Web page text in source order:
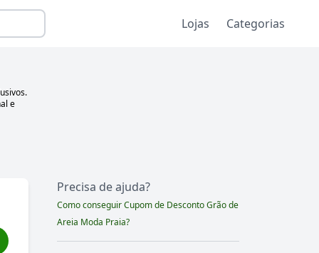
Lojas Categorias
e
Precisa de ajuda?
Como conseguir Cupom de DescontoGrão de
Areia Moda Praia?